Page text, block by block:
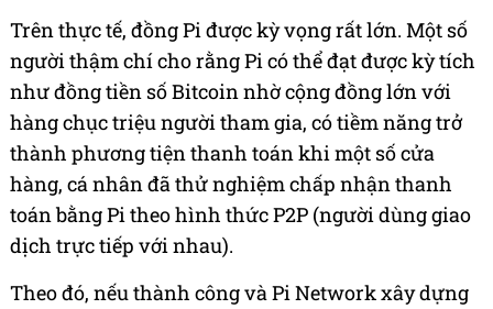
Trên thực tế, đồng Pi được kỳ vọng rất lớn. Một số
người thậm chí cho rằng Pi có thể đạt được kỳ tích
như đồng tiền số Bitcoin nhờ cộng đồng lớn với
hàng chục triệu người tham gia, có tiềm năng trở
thành phương tiện thanh toán khi một số cửa
hàng, cá nhân đã thử nghiệm chấp nhận thanh
toán bằng Pi theo hình thức P2P (người dùng giao
dịch trực tiếp với nhau).
Theo đó, nếu thành công và Pi Network xây dựng